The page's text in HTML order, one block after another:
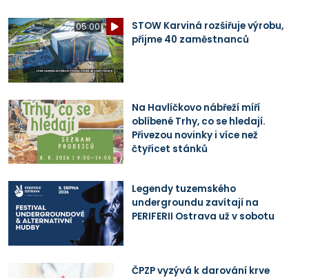
05:00
STOW Karviná rozšiřuje výrobu,
přijme 40 zaměstnanců
Na Havlíčkovo nábřeží míří
oblíbené Trhy, co se hledají.
Přivezou novinky i více než
čtyřicet stánků
Legendy tuzemského
undergroundu zavítají na
PERIFERII Ostrava už v sobotu
ČPZP vyzývá k darování krve